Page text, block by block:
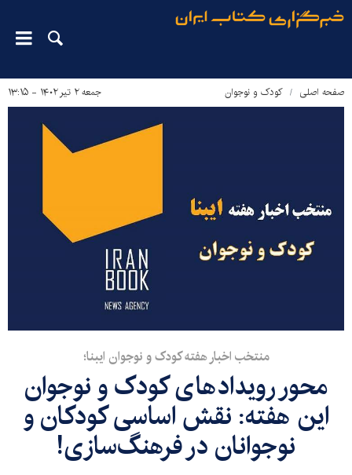
صفحه اصلی کودک و نوجوان جمعه ۲ تیر ۱۴۰۲ - ۱۳:۱۵
منتخب اخبار هفته کودک و نوجوان ایبنا؛
محور رویدادهای کودک و نوجوان
این هفته: نقش اساسی کودکان و
نوجوانان در فرهنگ‌سازی!